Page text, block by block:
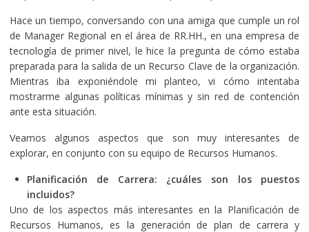
Hace un tiempo, conversando con una amiga que cumple un rol
de Manager Regional en el área de RR.HH., en una empresa de
tecnología de primer nivel, le hice la pregunta de cómo estaba
preparada para la salida de un Recurso Clave de la organización.
Mientras iba exponiéndole mi planteo, vi cómo intentaba
mostrarme algunas políticas mínimas y sin red de contención
ante esta situación.
Veamos algunos aspectos que son muy interesantes de
explorar, en conjunto con su equipo de Recursos Humanos.
Planificación de Carrera: ¿cuáles son los puestos
incluidos?
Uno de los aspectos más interesantes en la Planificación de
Recursos Humanos, es la generación de plan de carrera y